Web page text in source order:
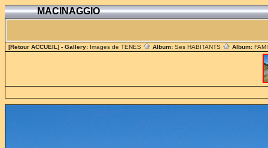
MACINAGGIO
[Retour ACCUEIL] - Gallery: Images de TENES Album: Ses HABITANTS Album: